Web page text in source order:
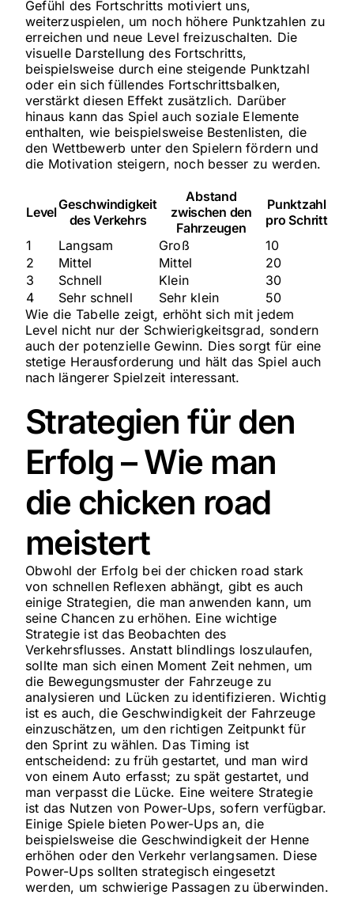
Gefühl des Fortschritts motiviert uns,
weiterzuspielen, um noch höhere Punktzahlen zu
erreichen und neue Level freizuschalten. Die
visuelle Darstellung des Fortschritts,
beispielsweise durch eine steigende Punktzahl
oder ein sich füllendes Fortschrittsbalken,
verstärkt diesen Effekt zusätzlich. Darüber
hinaus kann das Spiel auch soziale Elemente
enthalten, wie beispielsweise Bestenlisten, die
den Wettbewerb unter den Spielern fördern und
die Motivation steigern, noch besser zu werden.
LevelGeschwindigkeit
des Verkehrs
Abstand
zwischen den
Fahrzeugen
Punktzahl
pro Schritt
1
Langsam Groß
10
2
Mittel Mittel
20
3
Schnell Klein
30
4
Sehr schnell Sehr klein
50
Wie die Tabelle zeigt, erhöht sich mit jedem
Level nicht nur der Schwierigkeitsgrad, sondern
auch der potenzielle Gewinn. Dies sorgt für eine
stetige Herausforderung und hält das Spiel auch
nach längerer Spielzeit interessant.
Strategien für den
Erfolg – Wie man
die chicken road
meistert
Obwohl der Erfolg bei der chicken road stark
von schnellen Reflexen abhängt, gibt es auch
einige Strategien, die man anwenden kann, um
seine Chancen zu erhöhen. Eine wichtige
Strategie ist das Beobachten des
Verkehrsflusses. Anstatt blindlings loszulaufen,
sollte man sich einen Moment Zeit nehmen, um
die Bewegungsmuster der Fahrzeuge zu
analysieren und Lücken zu identifizieren. Wichtig
ist es auch, die Geschwindigkeit der Fahrzeuge
einzuschätzen, um den richtigen Zeitpunkt für
den Sprint zu wählen. Das Timing ist
entscheidend: zu früh gestartet, und man wird
von einem Auto erfasst; zu spät gestartet, und
man verpasst die Lücke. Eine weitere Strategie
ist das Nutzen von Power-Ups, sofern verfügbar.
Einige Spiele bieten Power-Ups an, die
beispielsweise die Geschwindigkeit der Henne
erhöhen oder den Verkehr verlangsamen. Diese
Power-Ups sollten strategisch eingesetzt
werden, um schwierige Passagen zu überwinden.